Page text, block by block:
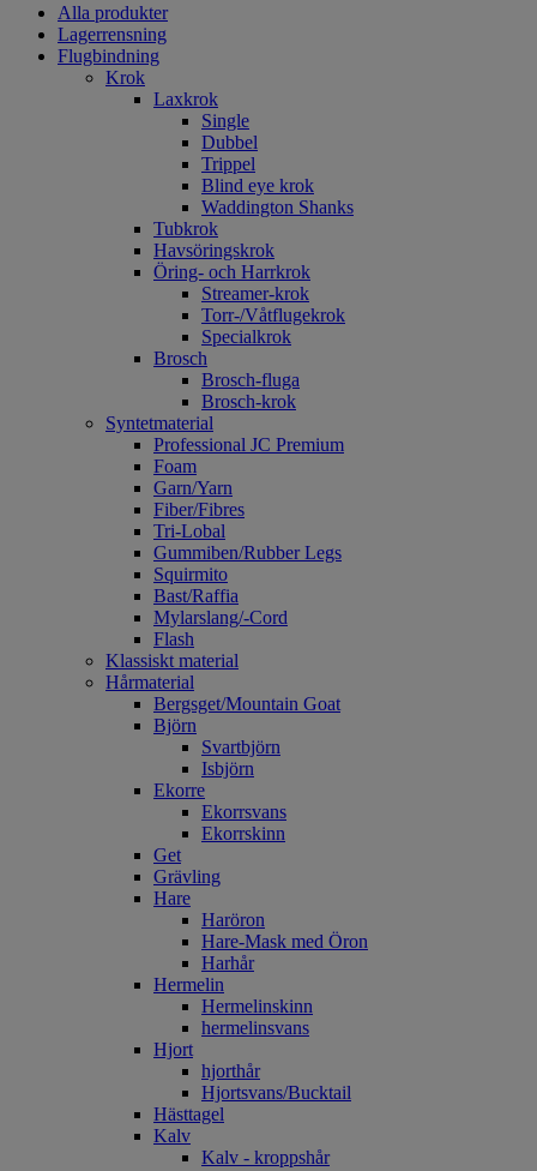
Alla produkter
Lagerrensning
Flugbindning
Krok
Laxkrok
Single
Dubbel
Trippel
Blind eye krok
Waddington Shanks
Tubkrok
Havsöringskrok
Öring- och Harrkrok
Streamer-krok
Torr-/Våtflugekrok
Specialkrok
Brosch
Brosch-fluga
Brosch-krok
Syntetmaterial
Professional JC Premium
Foam
Garn/Yarn
Fiber/Fibres
Tri-Lobal
Gummiben/Rubber Legs
Squirmito
Bast/Raffia
Mylarslang/-Cord
Flash
Klassiskt material
Hårmaterial
Bergsget/Mountain Goat
Björn
Svartbjörn
Isbjörn
Ekorre
Ekorrsvans
Ekorrskinn
Get
Grävling
Hare
Haröron
Hare-Mask med Öron
Harhår
Hermelin
Hermelinskinn
hermelinsvans
Hjort
hjorthår
Hjortsvans/Bucktail
Hästtagel
Kalv
Kalv - kroppshår